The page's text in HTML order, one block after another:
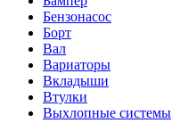
Бензонасос
Борт
Вал
Вариаторы
Вкладыши
Втулки
Выхлопные системы